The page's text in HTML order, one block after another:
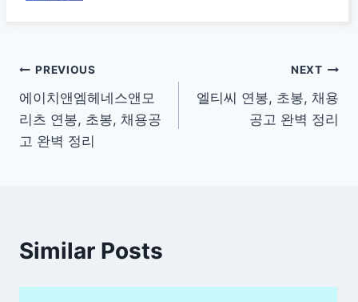
글
탐
색
PREVIOUS
에이치앤엠헤네스앤모
리츠 연봉, 초봉, 채용공
고 완벽 정리
NEXT
엘티씨 연봉, 초봉, 채용
공고 완벽 정리
Similar Posts